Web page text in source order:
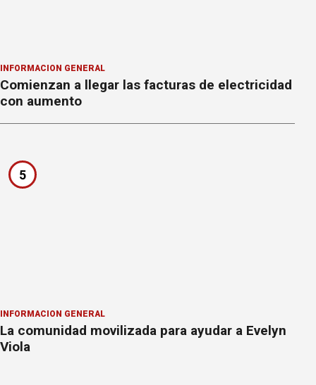
INFORMACION GENERAL
Comienzan a llegar las facturas de electricidad
con aumento
5
INFORMACION GENERAL
La comunidad movilizada para ayudar a Evelyn
Viola